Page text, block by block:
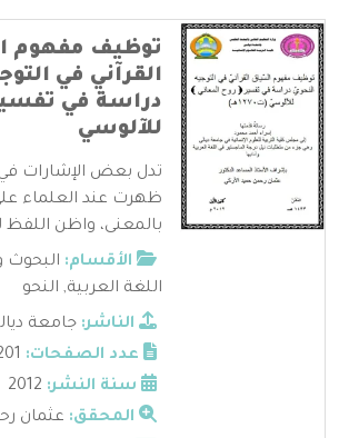
توظيف مفهوم
القرآني في
دراسة في
للآلوسي
تدل بعض الإشارات
ظهرت عند العلماء
بالمعنى، واظن اللفظ
الأقسام: البحوث
اللغة العربية, النحو
الناشر: جامعة
عدد الصفحات:
سنة النشر:
المحقق: عثمان